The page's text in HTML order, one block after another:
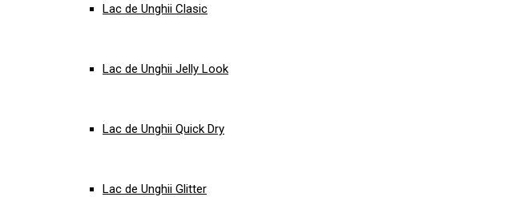
Lac de Unghii Clasic
Lac de Unghii Jelly Look
Lac de Unghii Quick Dry
Lac de Unghii Glitter